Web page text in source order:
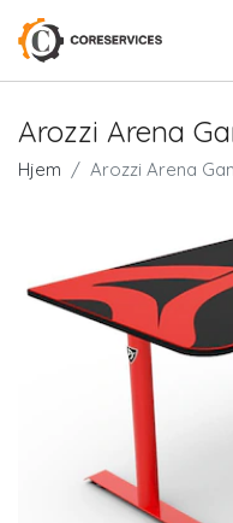
Arozzi Arena
Hjem Arozzi Arena